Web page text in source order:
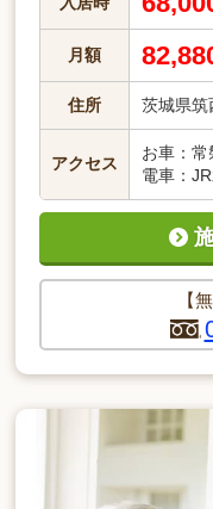
月額
住所 茨城県筑
アクセス
お車：常
電車：
【